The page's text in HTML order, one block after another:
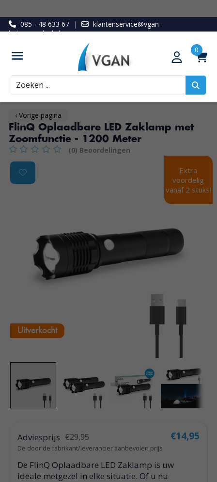
085 - 48 633 67 |
klantenservice@vgan-
ledenvoordeel.nl
Zoeken
‹ Vorige pagina
FlinQ Oplaadbare LED Zaklamp met
Zoomfunctie - 1200 Meter
De beoordeling van dit product is0van de 5
(0) Beoordelingen
Product image slideshow Items
Uitverkocht
Extra
voordelig
vanaf 2 stuks!
Adviesprijs €29,95
De door de fabrikant/leverancier aanbevolen prijs
€14,95
De FlinQ Oplaadbare LED Zaklamp is uw
ideale metgezel in elke situatie. Of u nu